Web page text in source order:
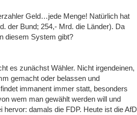
Geld…jede Menge! Natürlich hat
der Bund; 254,- Mrd. die Länder). Da
diesem System gibt?
es zunächst Wähler. Nicht irgendeinen,
gemacht oder belassen und
immanent immer statt, besonders
wem man gewählt werden will und
damals die FDP. Heute ist die AfD